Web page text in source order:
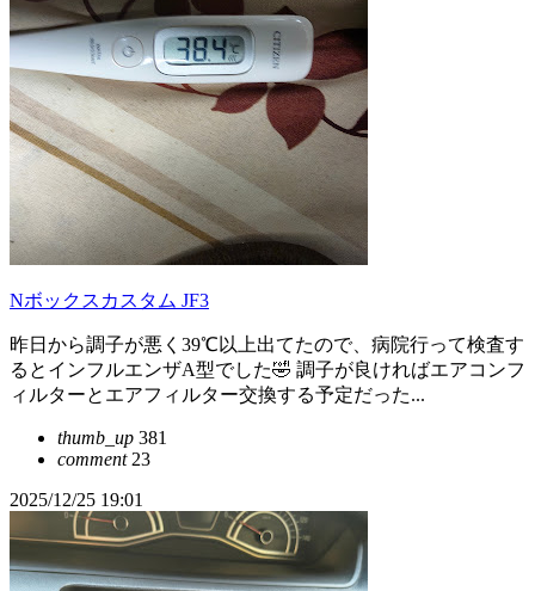
Nボックスカスタム JF3
昨日から調子が悪く39℃以上出てたので、病院行って検査す
るとインフルエンザA型でした🤣 調子が良ければエアコンフ
ィルターとエアフィルター交換する予定だった...
thumb_up 381
comment23
2025/12/25 19:01